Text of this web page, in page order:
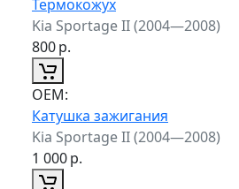
Термокожух
Kia Sportage II (2004—2008)
800р.
ОЕМ:
Катушка зажигания
Kia Sportage II (2004—2008)
1 000р.